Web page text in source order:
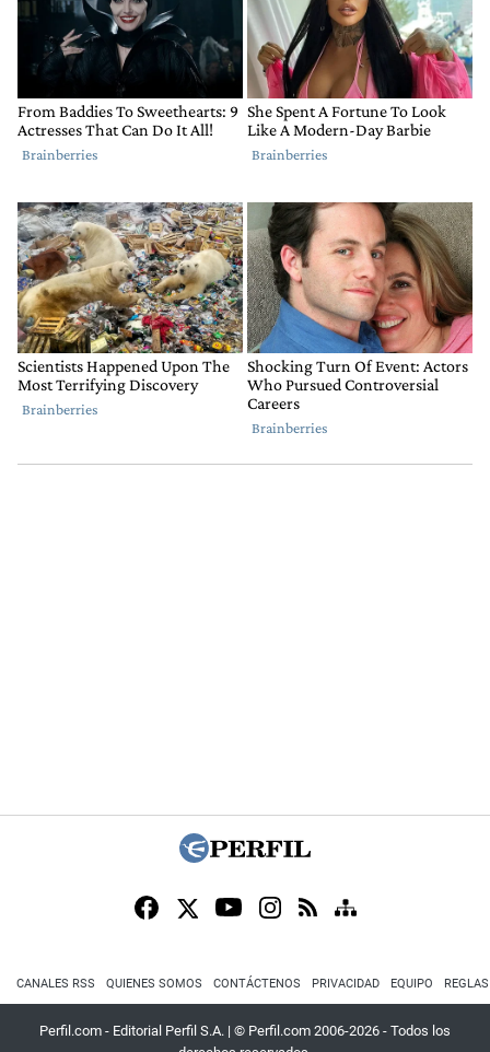
CANALES RSS QUIENES SOMOS CONTÁCTENOS PRIVACIDAD EQUIPO
Perfil.com - Editorial Perfil S.A. | © Perfil.com 2006-2026 - Todos los